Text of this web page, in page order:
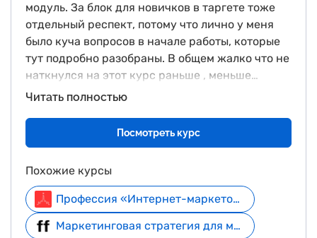
модуль. За блок для новичков в таргете тоже
отдельный респект, потому что лично у меня
было куча вопросов в начале работы, которые
тут подробно разобраны. В общем жалко что не
наткнулся на этот курс раньше , меньше
пустого бюджета бы сливал.
Читать полностью
Посмотреть курс
Похожие курсы
Профессия «Интернет-маркетолог»
Маркетинговая стратегия для модного бренда